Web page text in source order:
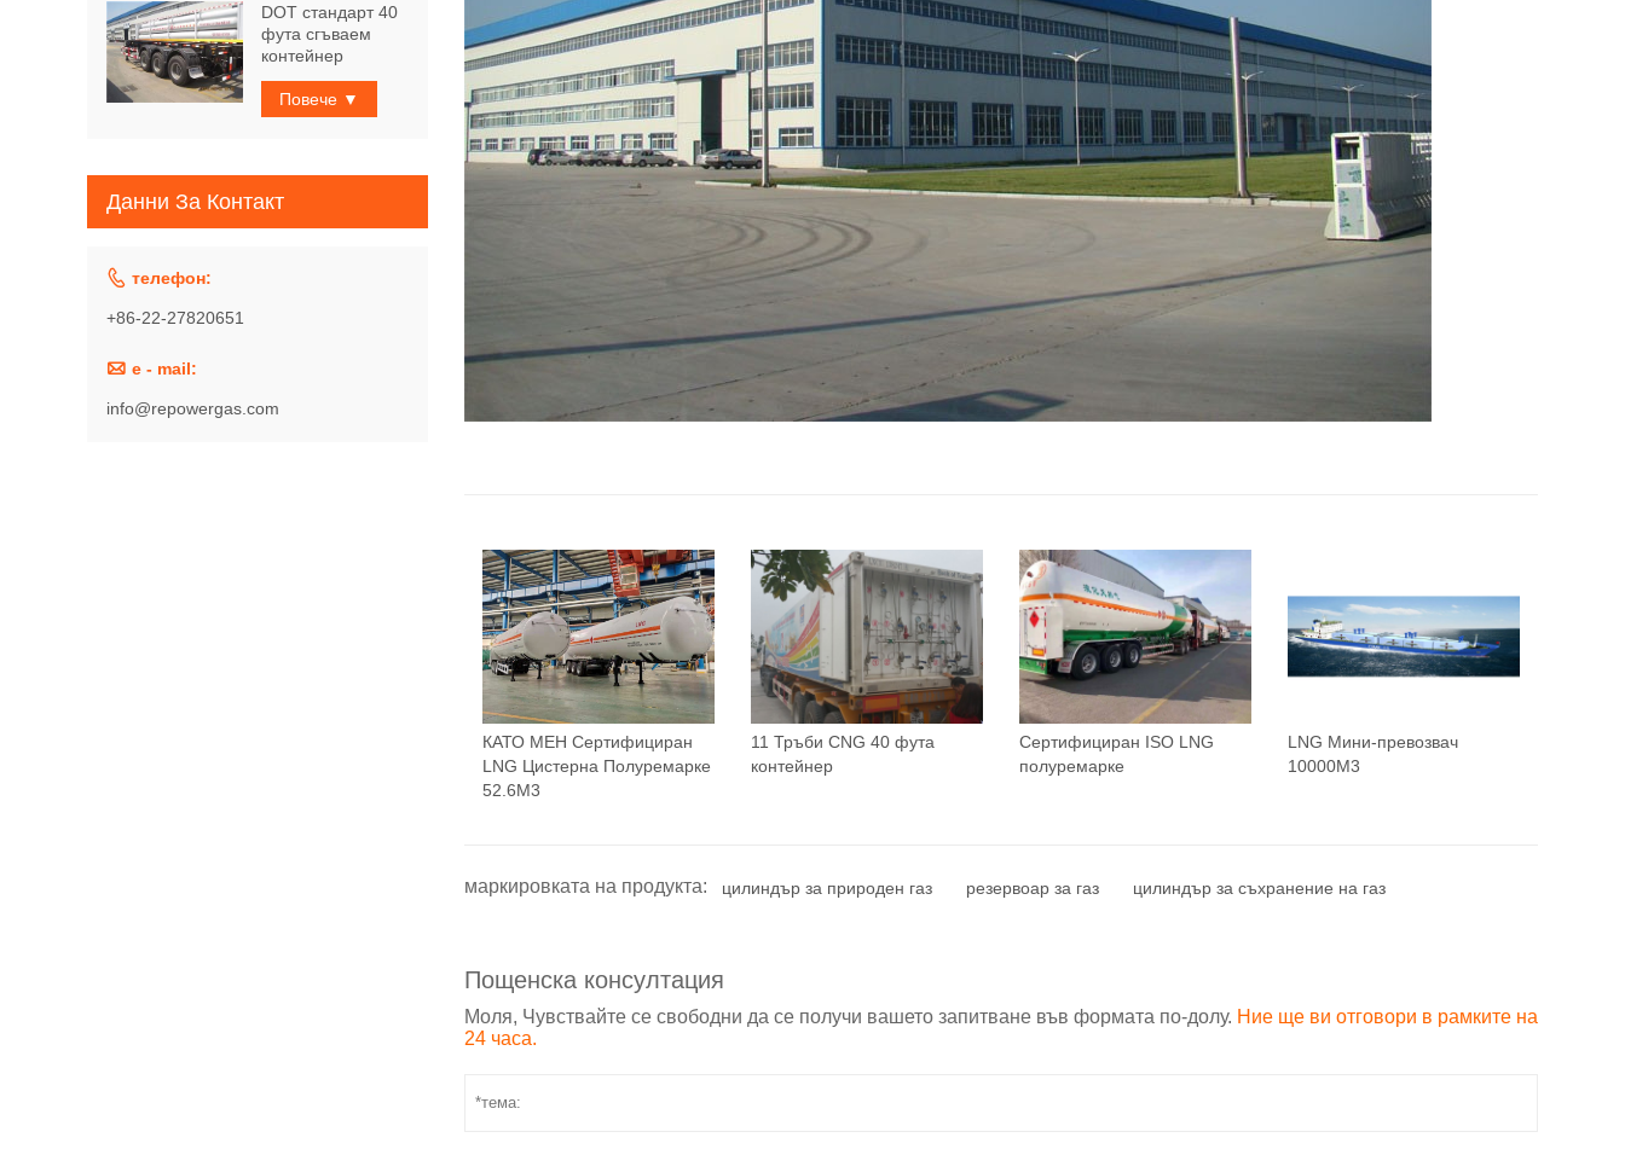
КАТО МЕН Сертифициран
LNG Цистерна Полуремарке
52.6M3
11 Тръби CNG 40 фута
контейнер
Сертифициран ISO LNG
полуремарке
LNG Мини-превозвач
10000M3
маркировката на продукта: цилиндър за природен газ резервоар за газ цилиндър за съхранение на газ
Пощенска консултация
Моля, Чувствайте се свободни да се получи вашето запитване във формата по-долу. Ние ще ви отговори в рамките на
24 часа.
DOT стандарт 40
фута сгъваем
контейнер
Повече ▼
Данни За Контакт
 телефон:
+86-22-27820651
 e - mail:
info@repowergas.com